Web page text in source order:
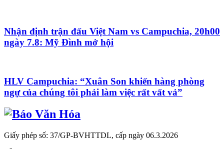
Nhận định trận đấu Việt Nam vs Campuchia, 20h00
ngày 7.8: Mỹ Đình mở hội
HLV Campuchia: “Xuân Son khiến hàng phòng
ngự của chúng tôi phải làm việc rất vất vả”
Giấy phép số: 37/GP-BVHTTDL, cấp ngày 06.3.2026